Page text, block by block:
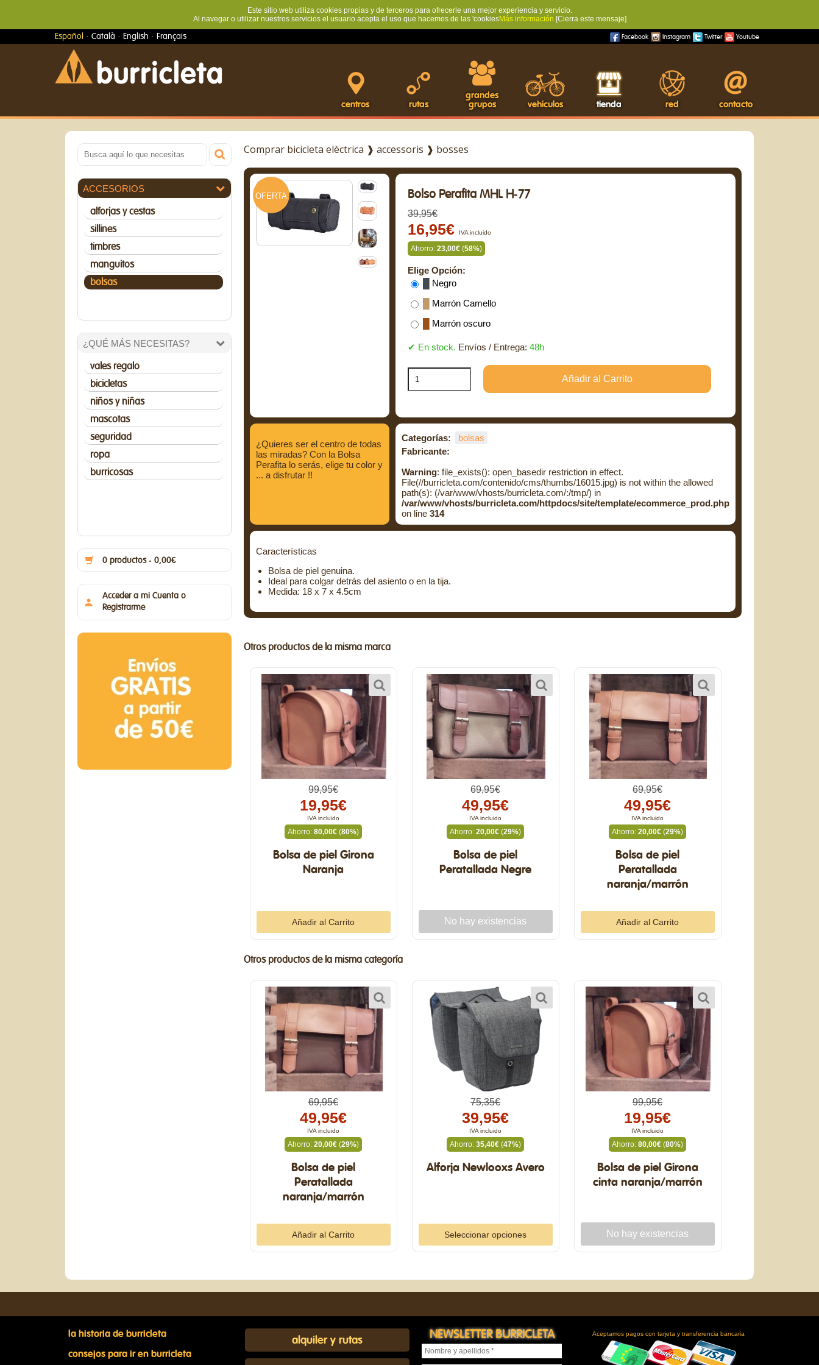
Este sitio web utiliza cookies propias y de terceros para ofrecerle una mejor experiencia y servicio.
Al navegar o utilizar nuestros servicios el usuario acepta el uso que hacemos de las 'cookiesMás información [Cierra este mensaje]
Español · Català · English · Français Facebook Instagram Twitter Youtube
centros rutas
grandes
grupos
vehículos tienda red contacto
ACCESORIOS
alforjas y cestas
sillines
timbres
manguitos
bolsas
¿QUÉ MÁS NECESITAS?
vales regalo
bicicletas
niños y niñas
mascotas
seguridad
ropa
burricosas
0 productos - 0,00€
Acceder a mi Cuenta o
Registrarme
Comprar bicicleta elèctrica ❱ accessoris ❱ bosses
OFERTA Bolso Perafita MHL H-77
39,95€
16,95€ IVA incluido
Ahorro: 23,00€ (58%)
Elige Opción:
Negro
Marrón Camello
Marrón oscuro
✔ En stock. Envíos / Entrega: 48h
¿Quieres ser el centro de todas
las miradas? Con la Bolsa
Perafita lo serás, elige tu color y
... a disfrutar !!
Categorías:
bolsas
Fabricante:
Warning: file_exists(): open_basedir restriction in effect.
File(//burricleta.com/contenido/cms/thumbs/16015.jpg) is not within the allowed
path(s): (/var/www/vhosts/burricleta.com/:/tmp/) in
/var/www/vhosts/burricleta.com/httpdocs/site/template/ecommerce_prod.php
on line 314
Características
Bolsa de piel genuina.
Ideal para colgar detrás del asiento o en la tija.
Medida: 18 x 7 x 4.5cm
Otros productos de la misma marca
99,95€
19,95€
IVA incluido
Ahorro: 80,00€ (80%)
Bolsa de piel Girona
Naranja
69,95€
49,95€
IVA incluido
Ahorro: 20,00€ (29%)
Bolsa de piel
Peratallada Negre
69,95€
49,95€
IVA incluido
Ahorro: 20,00€ (29%)
Bolsa de piel
Peratallada
naranja/marrón
Otros productos de la misma categoría
69,95€
49,95€
IVA incluido
Ahorro: 20,00€ (29%)
Bolsa de piel
Peratallada
naranja/marrón
75,35€
39,95€
IVA incluido
Ahorro: 35,40€ (47%)
Alforja Newlooxs Avero
Seleccionar opciones
99,95€
19,95€
IVA incluido
Ahorro: 80,00€ (80%)
Bolsa de piel Girona
cinta naranja/marrón
la historia de burricleta
consejos para ir en burricleta
alquiler y rutas NEWSLETTER BURRICLETA Aceptamos pagos con tarjeta y transferencia bancaria